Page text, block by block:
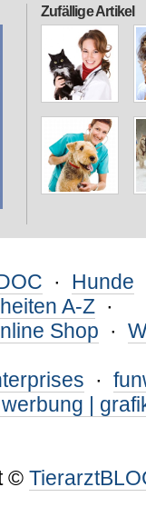
Zufällige Artikel
· Hunde
A-Z ·
Shop ·
·
|
©